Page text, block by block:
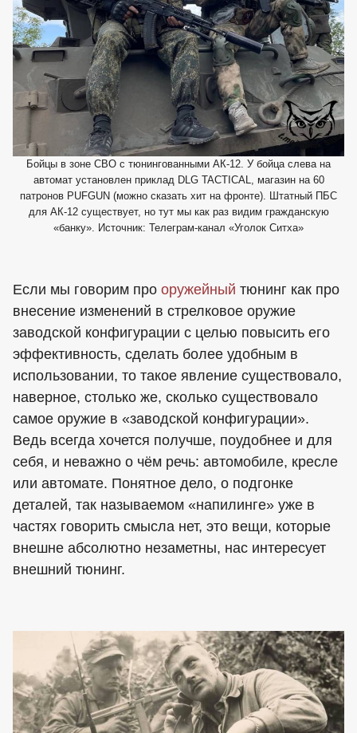
Бойцы в зоне СВО с тюнингованными АК-12. У бойца слева на
автомат установлен приклад DLG TACTICAL, магазин на 60
патронов PUFGUN (можно сказать хит на фронте). Штатный ПБС
для АК-12 существует, но тут мы как раз видим гражданскую
«банку». Источник: Телеграм-канал «Уголок Ситха»
Если мы говорим про оружейный тюнинг как про
внесение изменений в стрелковое оружие
заводской конфигурации с целью повысить его
эффективность, сделать более удобным в
использовании, то такое явление существовало,
наверное, столько же, сколько существовало
самое оружие в «заводской конфигурации».
Ведь всегда хочется получше, поудобнее и для
себя, и неважно о чём речь: автомобиле, кресле
или автомате. Понятное дело, о подгонке
деталей, так называемом «напилинге» уже в
частях говорить смысла нет, это вещи, которые
внешне абсолютно незаметны, нас интересует
внешний тюнинг.